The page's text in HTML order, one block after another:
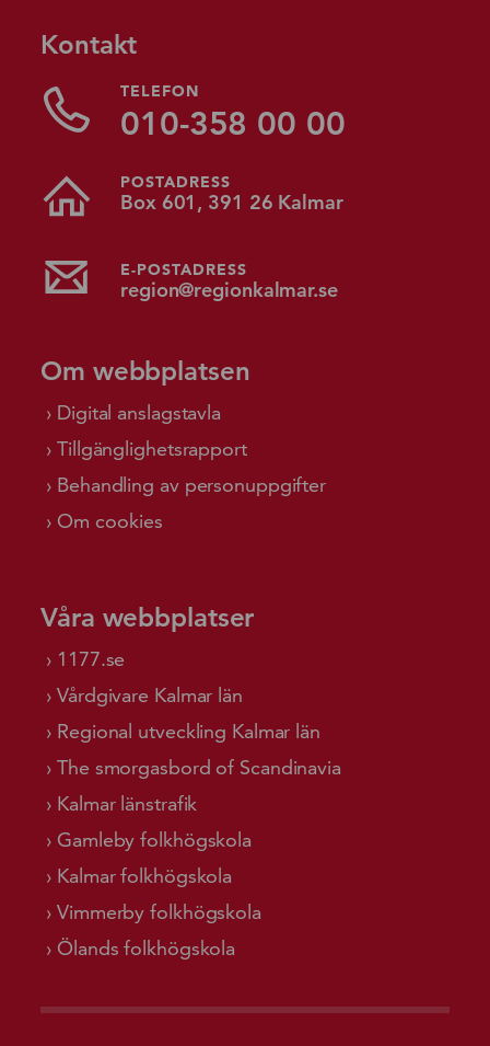
Kontakt
TELEFON
010-358 00 00
POSTADRESS
Box 601, 391 26 Kalmar
E-POSTADRESS
region@regionkalmar.se
Om webbplatsen
Digital anslagstavla
Tillgänglighetsrapport
Behandling av personuppgifter
Om cookies
Våra webbplatser
1177.se
Vårdgivare Kalmar län
Regional utveckling Kalmar län
The smorgasbord of Scandinavia
Kalmar länstrafik
Gamleby folkhögskola
Kalmar folkhögskola
Vimmerby folkhögskola
Ölands folkhögskola